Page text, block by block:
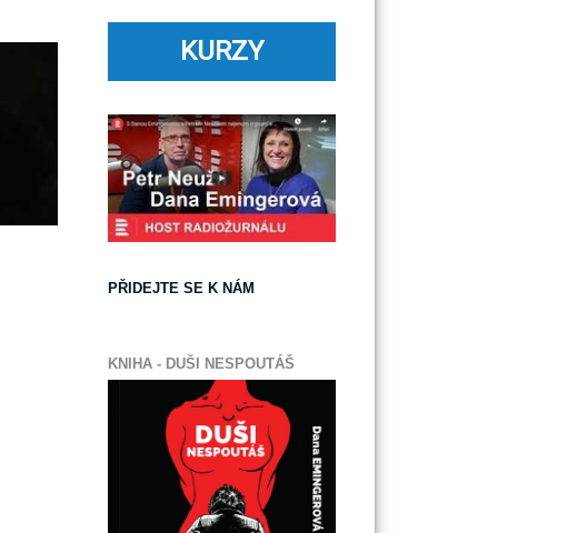
KURZY
PŘIDEJTE SE K NÁM
KNIHA - DUŠI NESPOUTÁŠ